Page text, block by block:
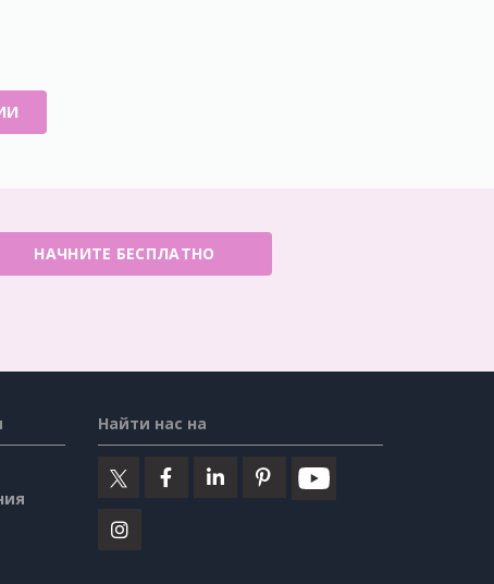
НАЧНИТЕ БЕСПЛАТНО
Найти нас на